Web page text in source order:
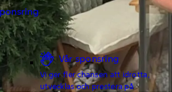
Vår sponsring
Vi ger fler chansen att idrotta,
utvecklas och prestera på